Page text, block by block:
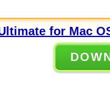
for Mac